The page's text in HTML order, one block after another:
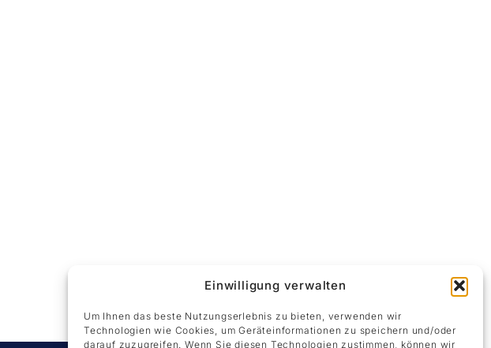
Einwilligung verwalten
Um Ihnen das beste Nutzungserlebnis zu bieten, verwenden wir
Technologien wie Cookies, um Geräteinformationen zu speichern und/oder
darauf zuzugreifen. Wenn Sie diesen Technologien zustimmen, können wir